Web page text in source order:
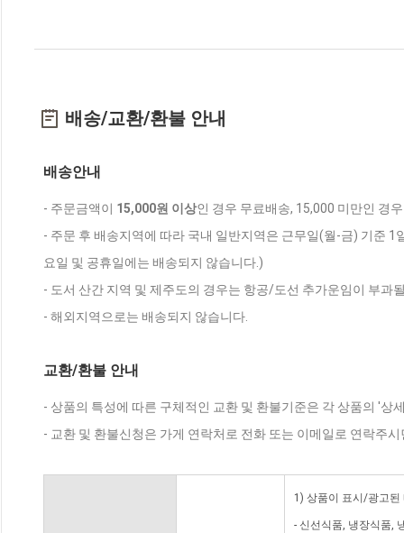
배송/교환/환불 안내
배송안내
- 주문금액이 15,000원 이상인 경우 무료배송, 15,000 미만인 경
- 주문 후 배송지역에 따라 국내 일반지역은 근무일(월-금) 기준
요일 및 공휴일에는 배송되지 않습니다.)
- 도서 산간 지역 및 제주도의 경우는 항공/도선 추가운임이 부과
- 해외지역으로는 배송되지 않습니다.
교환/환불 안내
- 상품의 특성에 따른 구체적인 교환 및 환불기준은 각 상품의 '상
- 교환 및 환불신청은 가게 연락처로 전화 또는 이메일로 연락주
1) 상품이 표시/광고된
- 신선식품, 냉장식품,